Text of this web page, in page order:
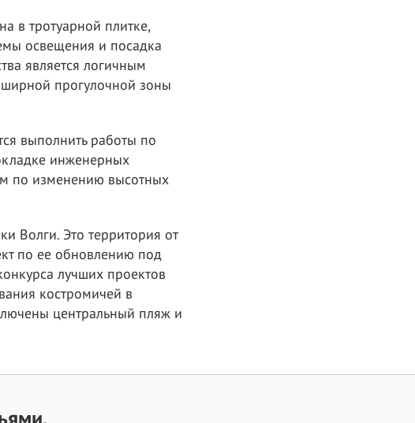
в тротуарной плитке,
освещения и посадка
является логичным
прогулочной зоны
выполнить работы по
инженерных
по изменению высотных
Волги. Это территория от
по ее обновлению под
лучших проектов
костромичей в
центральный пляж и